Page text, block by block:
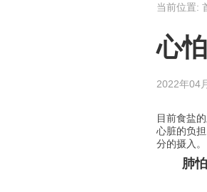
当前位置:
心
2022年04
目前食盐
心脏的负
分的摄入。
肺